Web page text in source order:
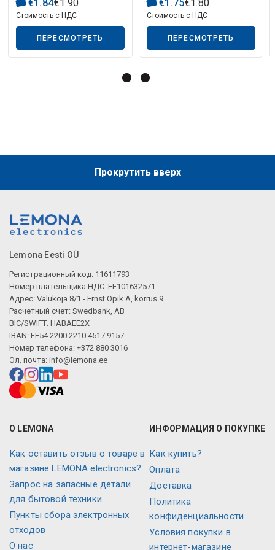
€1 .84€1.90
Стоимость с НДС
ПЕРЕСМОТРЕТЬ
€1 .75€1.80
Стоимость с НДС
ПЕРЕСМОТРЕТЬ
Прокрутить вверх
Lemona Eesti OÜ
Регистрационный код: 11611793
Номер плательщика НДС: EE101632571
Адрес: Valukoja 8/1 - Ernst Öpik A, korrus 9
Расчетный счет: Swedbank, AB
BIC/SWIFT: HABAEE2X
IBAN: EE54 2200 2210 4517 9157
Номер телефона: +372 880 3016
Эл. почта: info@lemona.ee
О LEMONA
Как оставить отзыв о товаре в
магазине LEMONA electronics?
Запрос на запасные детали
для бытовой техники
Пункты сбора электронных
отходов
О нас
ИНФОРМАЦИЯ О ПОКУПКЕ
Как купить?
Оплата
Доставка
Политика
конфиденциальности
Условия покупки в
интернет-магазине